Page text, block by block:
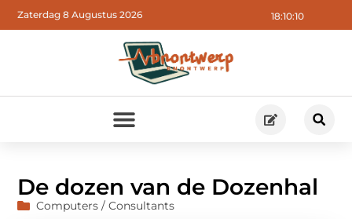
18:10:11
Zaterdag 8 Augustus 2026
De dozen van de Dozenhal
Computers / Consultants